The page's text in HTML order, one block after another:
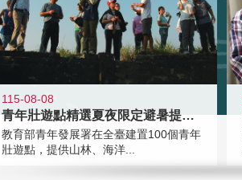
115-08-08
青年壯遊點精選夏夜限定避暑提案 漫
教育部青年發展署在全臺建置100個青年
壯遊點，提供山林、海洋...